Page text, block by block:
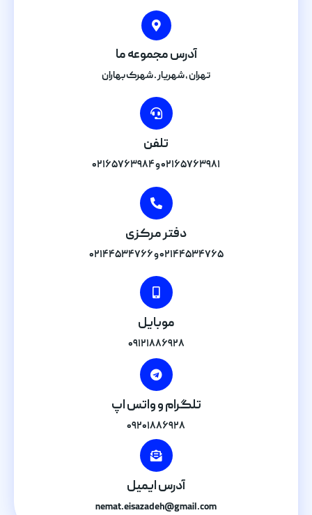
آدرس مجموعه ما
تهران , شهریار . شهرک بهاران
تلفن
۰۲۱۶۵۷۶۳۹۸۱ و ۰۲۱۶۵۷۶۳۹۸۴
دفتر مرکزی
۰۲۱۴۴۵۳۴۷۶۵ و ۰۲۱۴۴۵۳۴۷۶۶
موبایل
۰۹۱۲۱۸۸۶۹۲۸
تلگرام و واتس اپ
۰۹۲۰۱۸۸۶۹۲۸
آدرس ایمیل
nemat.eisazadeh@gmail.com